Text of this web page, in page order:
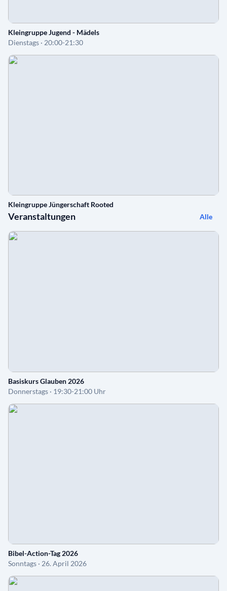
Kleingruppe Jugend - Mädels
Dienstags · 20:00-21:30
Kleingruppe Jüngerschaft Rooted
Veranstaltungen Alle
Basiskurs Glauben 2026
Donnerstags · 19:30-21:00 Uhr
Bibel-Action-Tag 2026
Sonntags · 26. April 2026